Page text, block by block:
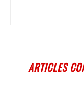
ARTICLES